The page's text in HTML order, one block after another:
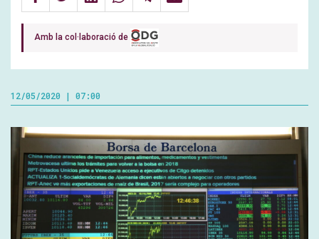
Amb la col·laboració de
12/05/2020 | 07:00